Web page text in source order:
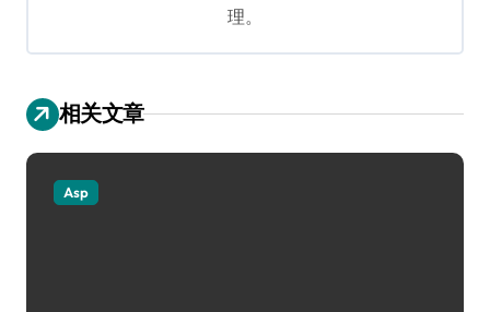
理。
相关文章
Asp